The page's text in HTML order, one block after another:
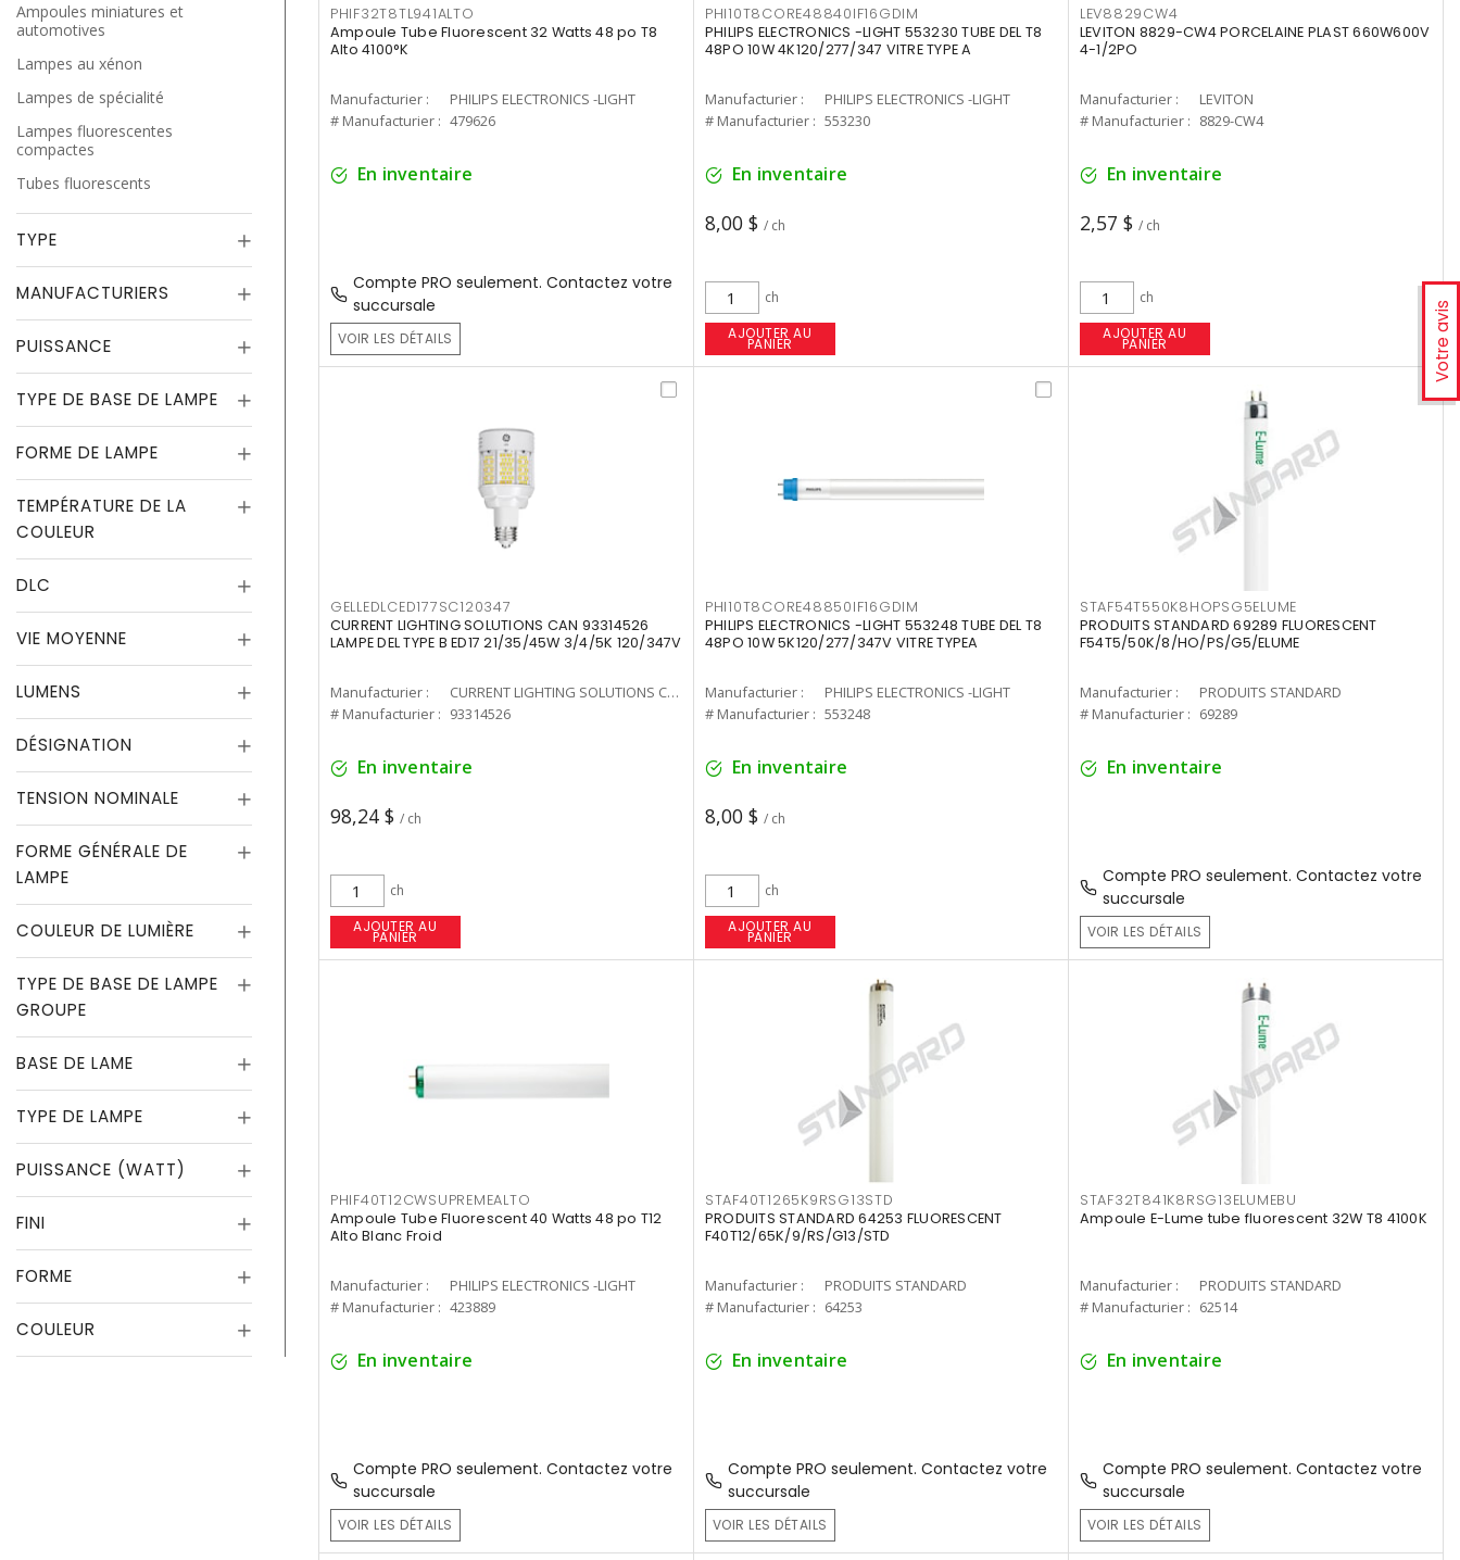
Votre avis
Ampoules miniatures et
automotives
Lampes au xénon
Lampes de spécialité
Lampes fluorescentes
compactes
Tubes fluorescents
TYPE
MANUFACTURIERS
PUISSANCE
TYPE DE BASE DE LAMPE
FORME DE LAMPE
TEMPÉRATURE DE LA
COULEUR
DLC
VIE MOYENNE
LUMENS
DÉSIGNATION
TENSION NOMINALE
FORME GÉNÉRALE DE
LAMPE
COULEUR DE LUMIÈRE
TYPE DE BASE DE LAMPE
GROUPE
BASE DE LAME
TYPE DE LAMPE
PUISSANCE (WATT)
FINI
FORME
COULEUR
PHIF32T8TL941ALTO
Ampoule Tube Fluorescent 32 Watts 48 po T8
Alto 4100°K
Manufacturier :
PHILIPS ELECTRONICS -LIGHT
# Manufacturier : 479626
En inventaire
Compte PRO seulement. Contactez votre
succursale
VOIR LES DÉTAILS
PHI10T8CORE48840IF16GDIM
PHILIPS ELECTRONICS -LIGHT 553230 TUBE DEL T8
48PO 10W 4K120/277/347 VITRE TYPE A
Manufacturier :
PHILIPS ELECTRONICS -LIGHT
# Manufacturier : 553230
En inventaire
8,00 $ / ch
ch
AJOUTER AU
PANIER
LEV8829CW4
LEVITON 8829-CW4 PORCELAINE PLAST 660W600V
4-1/2PO
Manufacturier :
LEVITON
# Manufacturier : 8829-CW4
En inventaire
2,57 $ / ch
ch
AJOUTER AU
PANIER
GELLEDLCED177SC120347
CURRENT LIGHTING SOLUTIONS CAN 93314526
LAMPE DEL TYPE B ED17 21/35/45W 3/4/5K 120/347V
Manufacturier :
CURRENT LIGHTING SOLUTIONS CAN
# Manufacturier : 93314526
En inventaire
98,24 $ / ch
ch
AJOUTER AU
PANIER
PHI10T8CORE48850IF16GDIM
PHILIPS ELECTRONICS -LIGHT 553248 TUBE DEL T8
48PO 10W 5K120/277/347V VITRE TYPEA
Manufacturier :
PHILIPS ELECTRONICS -LIGHT
# Manufacturier : 553248
En inventaire
8,00 $ / ch
ch
AJOUTER AU
PANIER
STAF54T550K8HOPSG5ELUME
PRODUITS STANDARD 69289 FLUORESCENT
F54T5/50K/8/HO/PS/G5/ELUME
Manufacturier :
PRODUITS STANDARD
# Manufacturier : 69289
En inventaire
Compte PRO seulement. Contactez votre
succursale
VOIR LES DÉTAILS
PHIF40T12CWSUPREMEALTO
Ampoule Tube Fluorescent 40 Watts 48 po T12
Alto Blanc Froid
Manufacturier :
PHILIPS ELECTRONICS -LIGHT
# Manufacturier : 423889
En inventaire
Compte PRO seulement. Contactez votre
succursale
VOIR LES DÉTAILS
STAF40T1265K9RSG13STD
PRODUITS STANDARD 64253 FLUORESCENT
F40T12/65K/9/RS/G13/STD
Manufacturier :
PRODUITS STANDARD
# Manufacturier : 64253
En inventaire
Compte PRO seulement. Contactez votre
succursale
VOIR LES DÉTAILS
STAF32T841K8RSG13ELUMEBU
Ampoule E-Lume tube fluorescent 32W T8 4100K
Manufacturier :
PRODUITS STANDARD
# Manufacturier : 62514
En inventaire
Compte PRO seulement. Contactez votre
succursale
VOIR LES DÉTAILS